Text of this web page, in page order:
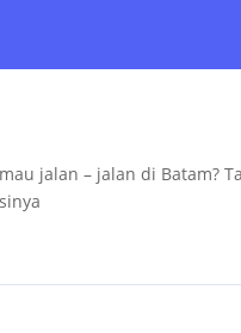
jalan – jalan di Batam?